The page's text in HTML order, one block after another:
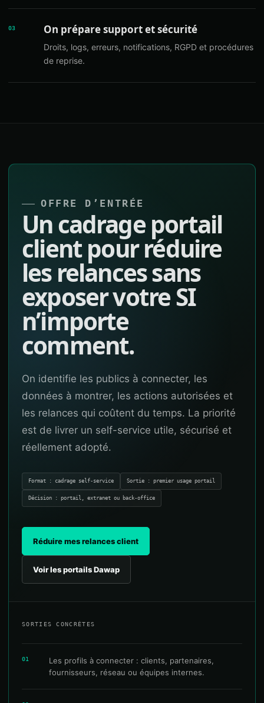
03 On prépare support et sécurité
Droits, logs, erreurs, notifications, RGPD et procédures
de reprise.
OFFRE D’ENTRÉE
Un cadrage portail
client pour réduire
les relances sans
exposer votre SI
n’importe
comment.
On identifie les publics à connecter, les
données à montrer, les actions autorisées et
les relances qui coûtent du temps. La priorité
est de livrer un self-service utile, sécurisé et
réellement adopté.
Format : cadrage self-service Sortie : premier usage portail
Décision : portail, extranet ou back-office
Réduire mes relances client
Voir les portails Dawap
SORTIES CONCRÈTES
01
Les profils à connecter : clients, partenaires,
fournisseurs, réseau ou équipes internes.